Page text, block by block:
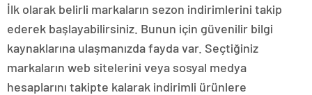
İlk olarak belirli markaların sezon indirimlerini takip
ederek başlayabilirsiniz. Bunun için güvenilir bilgi
kaynaklarına ulaşmanızda fayda var. Seçtiğiniz
markaların web sitelerini veya sosyal medya
hesaplarını takipte kalarak indirimli ürünlere